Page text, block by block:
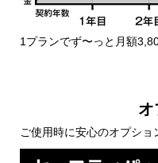
1プランでず〜っと月額
オ
ご使用時に安心のオプショ